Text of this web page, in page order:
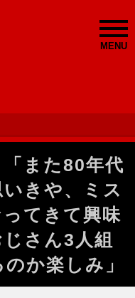
MENU
「また80年代
きや、ミス
てきて興味
さん3人組
か楽しみ」